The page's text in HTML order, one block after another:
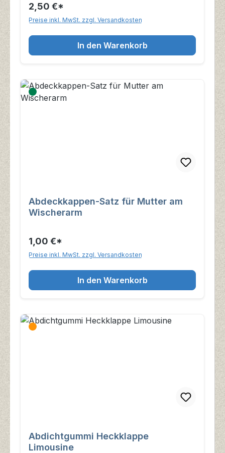
2,50 €*
Preise inkl. MwSt. zzgl. Versandkosten
In den Warenkorb
Abdeckkappen-Satz für Mutter am
Wischerarm
1,00 €*
Preise inkl. MwSt. zzgl. Versandkosten
In den Warenkorb
Abdichtgummi Heckklappe
Limousine